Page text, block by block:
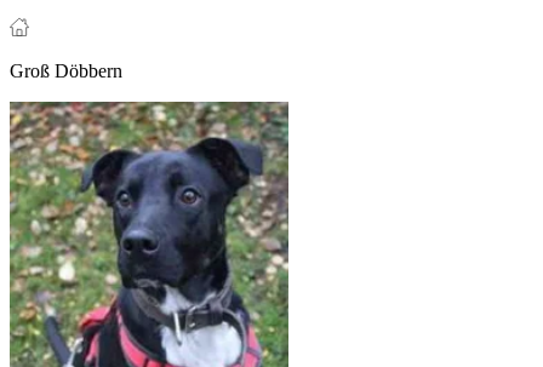
Groß Döbbern